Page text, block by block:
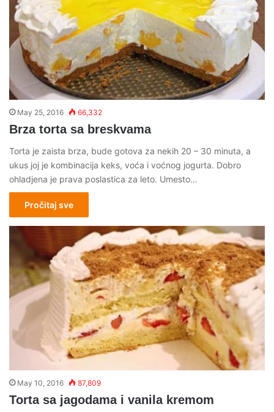
May 25, 2016 66,332
Brza torta sa breskvama
Torta je zaista brza, bude gotova za nekih 20 – 30 minuta, a
ukus joj je kombinacija keks, voća i voćnog jogurta. Dobro
ohladjena je prava poslastica za leto. Umesto…
Pročitaj sve
May 10, 2016 87,809
Torta sa jagodama i vanila kremom